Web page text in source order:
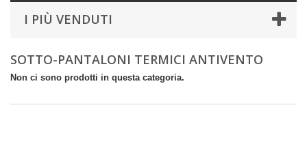
I PIÙ VENDUTI
SOTTO-PANTALONI TERMICI ANTIVENTO
Non ci sono prodotti in questa categoria.